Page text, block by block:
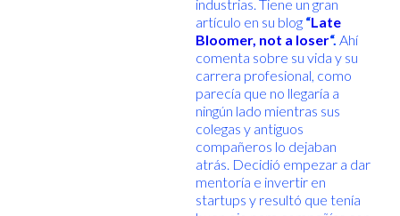
industrias. Tiene un gran
artículo en su blog “Late
Bloomer, not a loser“. Ahí
comenta sobre su vida y su
carrera profesional, como
parecía que no llegaría a
ningún lado mientras sus
colegas y antiguos
compañeros lo dejaban
atrás. Decidió empezar a dar
mentoría e invertir en
startups y resultó que tenía